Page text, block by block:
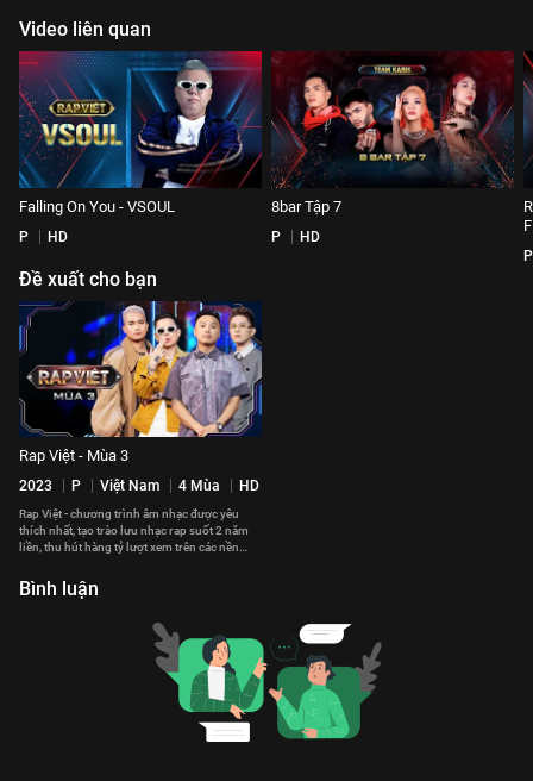
Video liên quan
Falling On You - VSOUL
P HD
8bar Tập 7
P HD
P
Đề xuất cho bạn
Rap Việt - Mùa 3
2023 P Việt Nam 4 Mùa HD
Rap Việt - chương trình âm nhạc được yêu
thích nhất, tạo trào lưu nhạc rap suốt 2 năm
liền, thu hút hàng tỷ lượt xem trên các nền
Bình luận